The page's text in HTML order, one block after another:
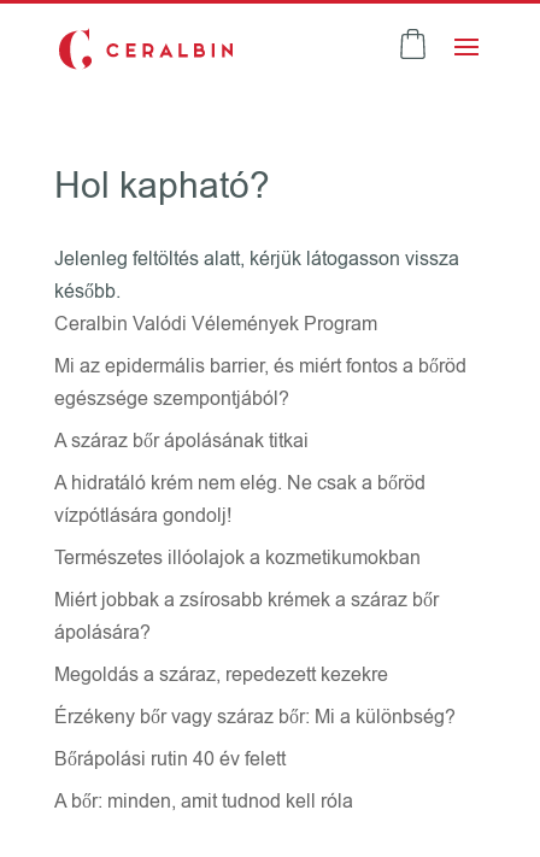
Hol kapható?
Jelenleg feltöltés alatt, kérjük látogasson vissza
később.
Ceralbin Valódi Vélemények Program
Mi az epidermális barrier, és miért fontos a bőröd
egészsége szempontjából?
A száraz bőr ápolásának titkai
A hidratáló krém nem elég. Ne csak a bőröd
vízpótlására gondolj!
Természetes illóolajok a kozmetikumokban
Miért jobbak a zsírosabb krémek a száraz bőr
ápolására?
Megoldás a száraz, repedezett kezekre
Érzékeny bőr vagy száraz bőr: Mi a különbség?
Bőrápolási rutin 40 év felett
A bőr: minden, amit tudnod kell róla